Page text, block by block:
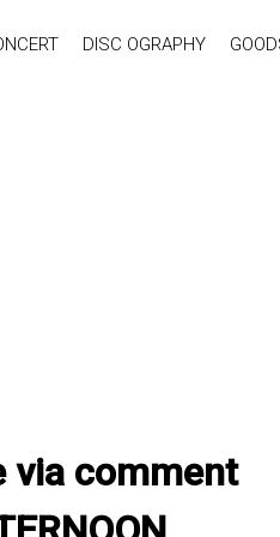
DISC OGRAPHY
via comment